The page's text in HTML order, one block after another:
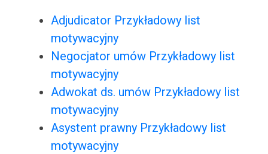
Adjudicator Przykładowy list
motywacyjny
Negocjator umów Przykładowy list
motywacyjny
Adwokat ds. umów Przykładowy list
motywacyjny
Asystent prawny Przykładowy list
motywacyjny